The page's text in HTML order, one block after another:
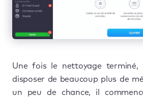
Une fois le nettoyage terminé,
disposer de beaucoup plus de
un peu de chance, il